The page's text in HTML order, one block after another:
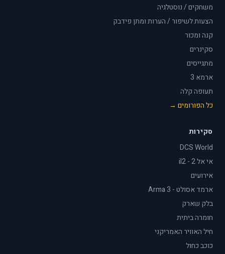
משחקים / נוסטלגיה
הצעות לשיפור / הערות ומתן פידבק
קנה ומכור
סקינרים
מתגייסים
ארמא 3
תעופה קלה
כל הפורומים →
סקירות
DCS World
אי אל 2 - il2
אירועים
ארמד אסולט - Arma 3
בלק שארק
חומרה ביתית
חיל האוויר האמריקני
כוכב כחול